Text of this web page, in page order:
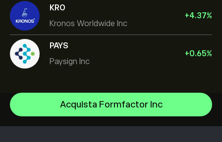
KRO
Kronos Worldwide Inc
+4.37%
PAYS
Paysign Inc
+0.65%
Acquista Formfactor Inc
Micron Technology, Inc.
Vistra Corp